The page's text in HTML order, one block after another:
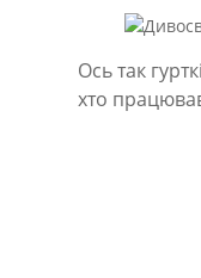
Ось так
хто